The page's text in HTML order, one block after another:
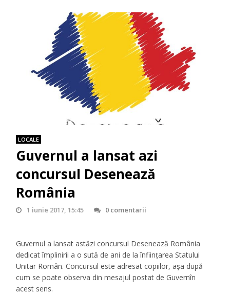
LOCALE
Guvernul a lansat azi
concursul Desenează
România
1 iunie 2017, 15:45 0 comentarii
Guvernul a lansat astăzi concursul Desenează România
dedicat împlinirii a o sută de ani de la înființarea Statului
Unitar Român. Concursul este adresat copiilor, așa după
cum se poate observa din mesajul postat de Guvernîn
acest sens.